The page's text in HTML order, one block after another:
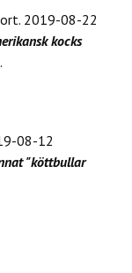
2019-08-22
kocks
08-12
"köttbullar